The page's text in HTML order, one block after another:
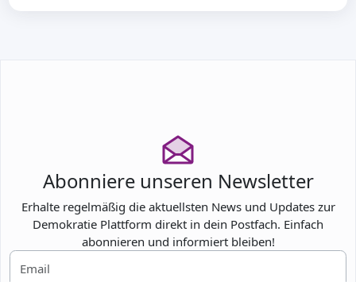
Abonniere unseren Newsletter
Erhalte regelmäßig die aktuellsten News und Updates zur
Demokratie Plattform direkt in dein Postfach. Einfach
abonnieren und informiert bleiben!